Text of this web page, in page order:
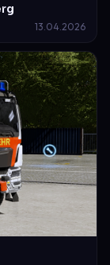
13.04.2026